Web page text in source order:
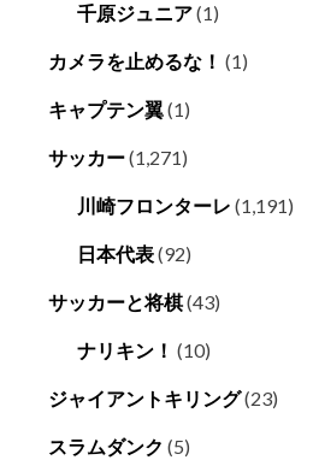
千原ジュニア(1)
カメラを止めるな！ (1)
キャプテン翼(1)
サッカー(1,271)
川崎フロンターレ (1,191)
日本代表(92)
サッカーと将棋(43)
ナリキン！ (10)
ジャイアントキリング(23)
スラムダンク (5)